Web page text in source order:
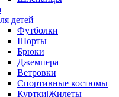
детей
Футболки
Шорты
Брюки
Джемпера
Ветровки
Спортивные костюмы
Куртки|Жилеты